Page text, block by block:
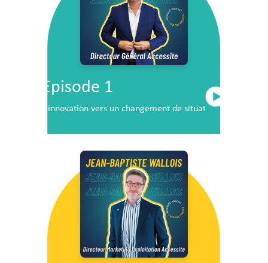
Episode 1
L’innovation vers un changement de situation